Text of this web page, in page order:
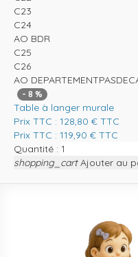
C23
C24
AO BDR
C25
C26
AO
- 8 %
Table à langer murale
Prix TTC : 128,80 € TTC
Prix TTC : 119,90 € TTC
Quantité :
shopping_cart Ajouter au